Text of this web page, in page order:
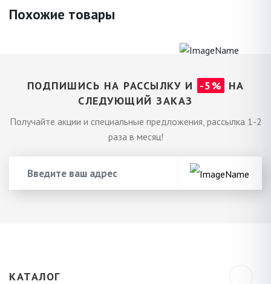
Похожие товары
ПОДПИШИСЬ НА РАССЫЛКУ И -5%
НА
СЛЕДУЮЩИЙ ЗАКАЗ
Получайте акции и специальные предложения, рассылка 1-2
раза в месяц!
КАТАЛОГ